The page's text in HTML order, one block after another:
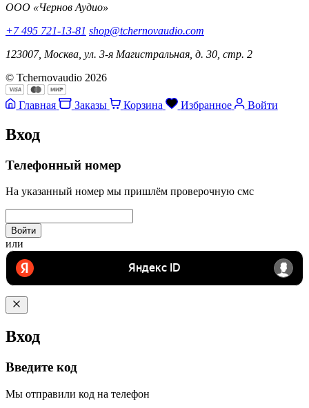
ООО «Чернов Аудио»
+7 495 721-13-81 shop@tchernovaudio.com
123007, Москва, ул. 3-я Магистральная, д. 30, стр. 2
© Tchernovaudio 2026
Главная Заказы Корзина Избранное Войти
Вход
Телефонный номер
На указанный номер мы пришлём проверочную смс
Войти
или
Вход
Введите код
Мы отправили код на телефон